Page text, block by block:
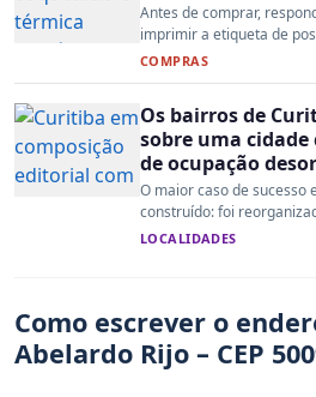
Antes de comprar,
imprimir a etiqueta de
COMPRAS
Os bairros de
sobre uma cidade
de ocupação
O maior caso de sucesso
construído: foi
LOCALIDADES
Como escrever o
Abelardo Rijo – CEP